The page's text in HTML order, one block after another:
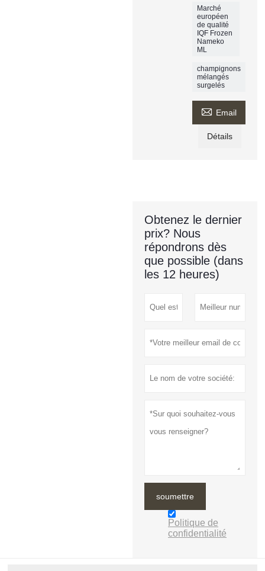
Marché
européen
de qualité
IQF Frozen
Nameko
ML
champignons
mélangés
surgelés
 Email
Détails
Obtenez le dernier
prix? Nous
répondrons dès
que possible (dans
les 12 heures)
soumettre
Politique de
confidentialité